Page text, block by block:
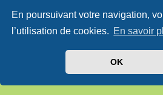
En poursuivant votre navigation,
l’utilisation de cookies. En savoir
OK
Développé parphpBB® Forum Software ©
PhpBB3 BBCodes
Confidentialité|